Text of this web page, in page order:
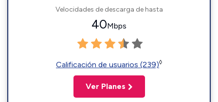
Velocidades de descarga de hasta
40Mbps
Calificación de usuarios (239)◊
Ver Planes